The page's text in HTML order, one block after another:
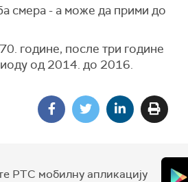
смера - а може да прими до
године, после три године
од 2014. до 2016.
РТС мобилну апликацију